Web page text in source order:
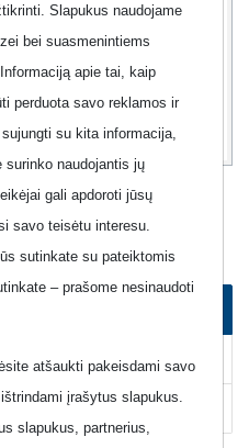
8 99
- TOP-
Slapukus naudojame
bei suasmenintiems
apie tai, kaip
perduota savo reklamos ir
su kita informacija,
surinko naudojantis jų
gali apdoroti jūsų
savo teisėtu interesu.
sutinkate su pateiktomis
– prašome nesinaudoti
atšaukti pakeisdami savo
įrašytus slapukus.
slapukus, partnerius,